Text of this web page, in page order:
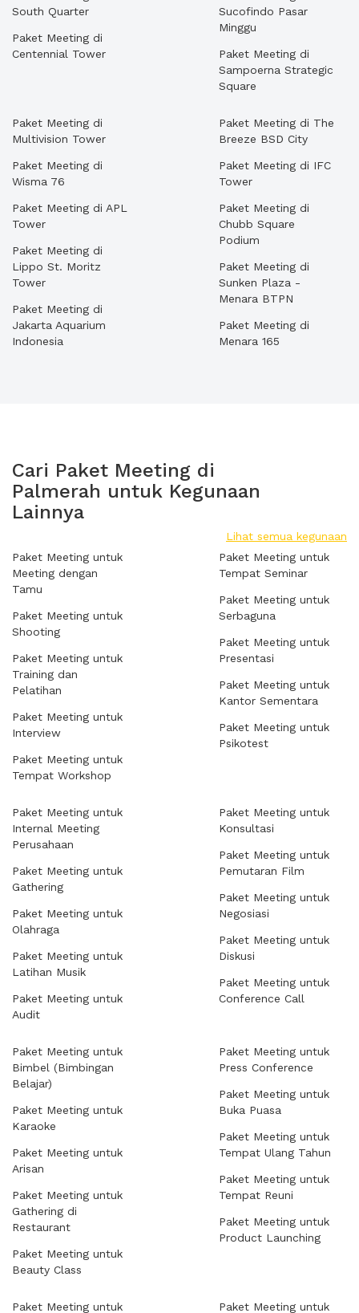
South Quarter
Paket Meeting di
Centennial Tower
Sucofindo Pasar
Minggu
Paket Meeting di
Sampoerna Strategic
Square
Paket Meeting di
Multivision Tower
Paket Meeting di
Wisma 76
Paket Meeting di APL
Tower
Paket Meeting di
Lippo St. Moritz
Tower
Paket Meeting di
Jakarta Aquarium
Indonesia
Paket Meeting di The
Breeze BSD City
Paket Meeting di IFC
Tower
Paket Meeting di
Chubb Square
Podium
Paket Meeting di
Sunken Plaza -
Menara BTPN
Paket Meeting di
Menara 165
Cari Paket Meeting di
Palmerah untuk Kegunaan
Lainnya
Lihat semua kegunaan
Paket Meeting untuk
Meeting dengan
Tamu
Paket Meeting untuk
Shooting
Paket Meeting untuk
Training dan
Pelatihan
Paket Meeting untuk
Interview
Paket Meeting untuk
Tempat Workshop
Paket Meeting untuk
Tempat Seminar
Paket Meeting untuk
Serbaguna
Paket Meeting untuk
Presentasi
Paket Meeting untuk
Kantor Sementara
Paket Meeting untuk
Psikotest
Paket Meeting untuk
Internal Meeting
Perusahaan
Paket Meeting untuk
Gathering
Paket Meeting untuk
Olahraga
Paket Meeting untuk
Latihan Musik
Paket Meeting untuk
Audit
Paket Meeting untuk
Konsultasi
Paket Meeting untuk
Pemutaran Film
Paket Meeting untuk
Negosiasi
Paket Meeting untuk
Diskusi
Paket Meeting untuk
Conference Call
Paket Meeting untuk
Bimbel (Bimbingan
Belajar)
Paket Meeting untuk
Karaoke
Paket Meeting untuk
Arisan
Paket Meeting untuk
Gathering di
Restaurant
Paket Meeting untuk
Beauty Class
Paket Meeting untuk
Press Conference
Paket Meeting untuk
Buka Puasa
Paket Meeting untuk
Tempat Ulang Tahun
Paket Meeting untuk
Tempat Reuni
Paket Meeting untuk
Product Launching
Paket Meeting untuk
Paket Meeting untuk